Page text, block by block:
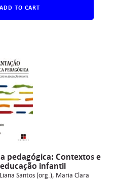
ADD TO CART
pedagógica: Contextos e
infantil
Liana Santos (org.) Maria Clara